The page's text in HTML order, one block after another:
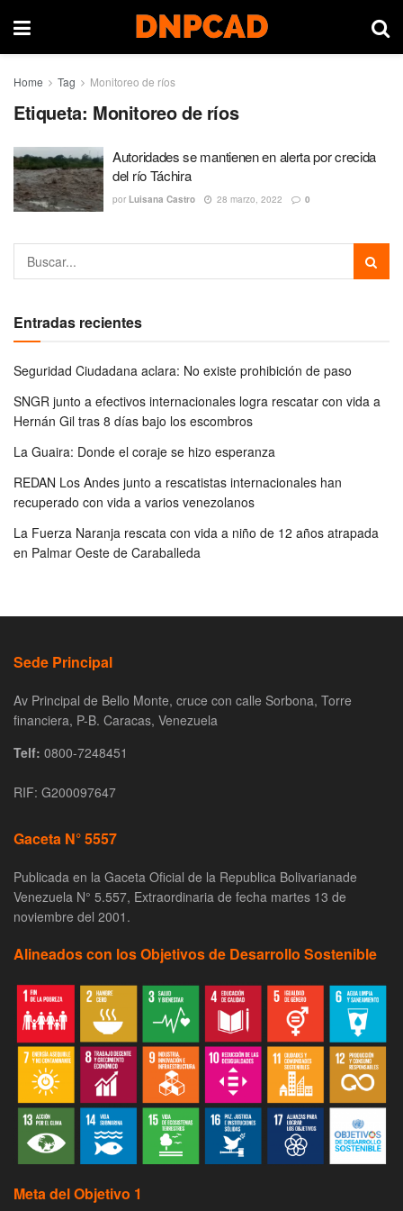
Home Tag Monitoreo de ríos
Etiqueta: Monitoreo de ríos
Autoridades se mantienen en alerta por crecida
del río Táchira
por Luisana Castro 28 marzo, 2022 0
Entradas recientes
Seguridad Ciudadana aclara: No existe prohibición de paso
SNGR junto a efectivos internacionales logra rescatar con vida a
Hernán Gil tras 8 días bajo los escombros
La Guaira: Donde el coraje se hizo esperanza
REDAN Los Andes junto a rescatistas internacionales han
recuperado con vida a varios venezolanos
La Fuerza Naranja rescata con vida a niño de 12 años atrapada
en Palmar Oeste de Caraballeda
Sede Principal
Av Principal de Bello Monte, cruce con calle Sorbona, Torre
financiera, P-B. Caracas, Venezuela
Telf: 0800-7248451
RIF: G200097647
Gaceta N° 5557
Publicada en la Gaceta Oficial de la Republica Bolivarianade
Venezuela N° 5.557, Extraordinaria de fecha martes 13 de
noviembre del 2001.
Alineados con los Objetivos de Desarrollo Sostenible
Meta del Objetivo 1